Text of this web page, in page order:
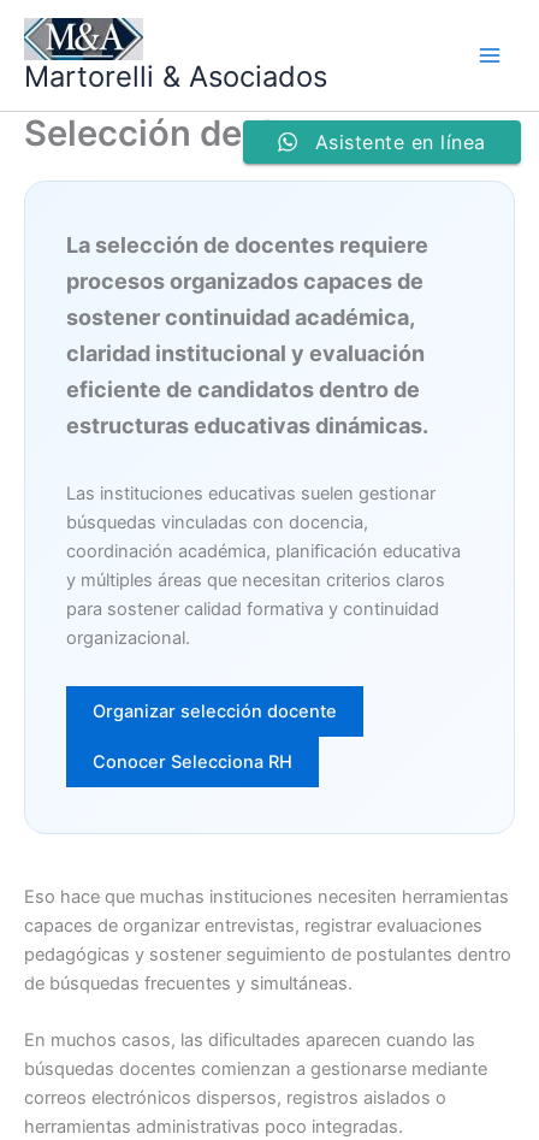
contenido
Martorelli & Asociados
Selección de docentes
La selección de docentes requiere
procesos organizados capaces de
sostener continuidad académica,
claridad institucional y evaluación
eficiente de candidatos dentro de
estructuras educativas dinámicas.
Las instituciones educativas suelen gestionar
búsquedas vinculadas con docencia,
coordinación académica, planificación educativa
y múltiples áreas que necesitan criterios claros
para sostener calidad formativa y continuidad
organizacional.
Organizar selección docente
Conocer Selecciona RH
Eso hace que muchas instituciones necesiten herramientas
capaces de organizar entrevistas, registrar evaluaciones
pedagógicas y sostener seguimiento de postulantes dentro
de búsquedas frecuentes y simultáneas.
En muchos casos, las dificultades aparecen cuando las
búsquedas docentes comienzan a gestionarse mediante
correos electrónicos dispersos, registros aislados o
herramientas administrativas poco integradas.
Asistente en línea